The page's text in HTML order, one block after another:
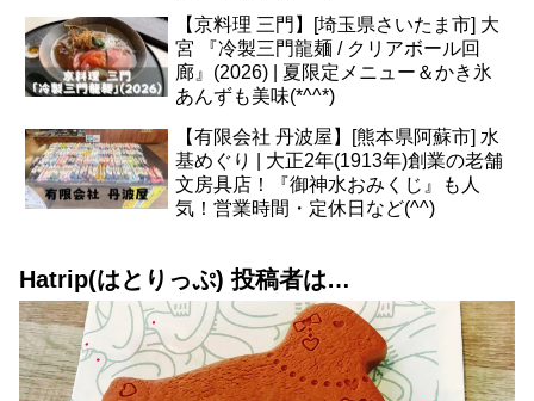
【京料理 三門】[埼玉県さいたま市] 大
宮 『冷製三門龍麺 / クリアボール回
廊』(2026) | 夏限定メニュー＆かき氷
あんずも美味(*^^*)
【有限会社 丹波屋】[熊本県阿蘇市] 水
基めぐり | 大正2年(1913年)創業の老舗
文房具店！『御神水おみくじ』も人
気！営業時間・定休日など(^^)
Hatrip(はとりっぷ) 投稿者は…